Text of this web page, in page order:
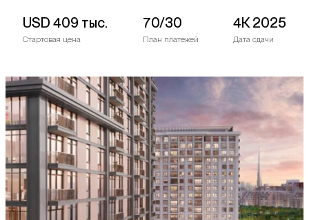
USD 409 тыс.
Стартовая цена
70/30
План платежей
4К 2025
Дата сдачи